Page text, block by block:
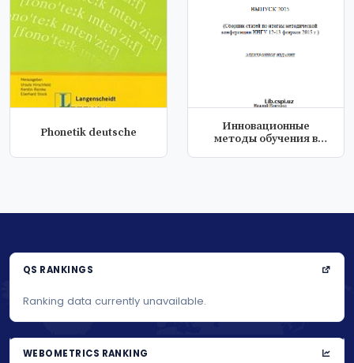
Phonetik deutsche
Инновационные
методы обучения в
QS RANKINGS
Ranking data currently unavailable.
WEBOMETRICS RANKING